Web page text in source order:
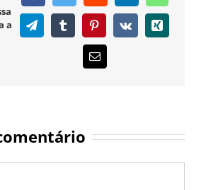
a
TelegramTumblr PinterestVk Xing
E-
mail